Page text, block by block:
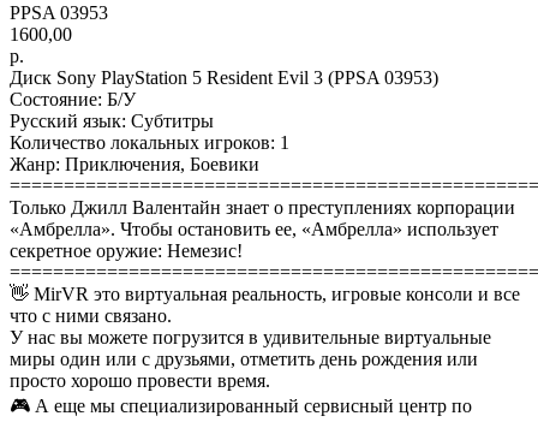
PPSA 03953
1600,00
р.
Диск Sony PlayStation 5 Resident Evil 3 (PPSA 03953)
Состояние: Б/У
Русский язык: Субтитры
Количество локальных игроков: 1
Жанр: Приключения, Боевики
Только Джилл Валентайн знает о преступлениях корпорации
«Амбрелла». Чтобы остановить ее, «Амбрелла» использует
секретное оружие: Немезис!
👋 MirVR это виртуальная реальность, игровые консоли и все
что с ними связано.
У нас вы можете погрузится в удивительные виртуальные
миры один или с друзьями, отметить день рождения или
просто хорошо провести время.
🎮 А еще мы специализированный сервисный центр по